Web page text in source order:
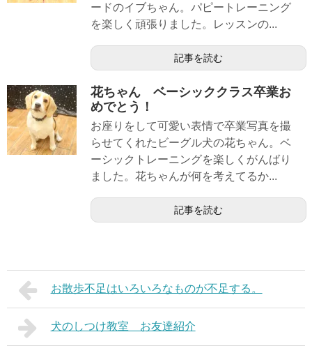
ードのイブちゃん。パピートレーニング
を楽しく頑張りました。レッスンの...
記事を読む
花ちゃん ベーシッククラス卒業お
めでとう！
お座りをして可愛い表情で卒業写真を撮
らせてくれたビーグル犬の花ちゃん。ベ
ーシックトレーニングを楽しくがんばり
ました。花ちゃんが何を考えてるか...
記事を読む
お散歩不足はいろいろなものが不足する。
犬のしつけ教室 お友達紹介